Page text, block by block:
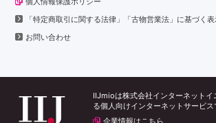
「特定商取引に関する法律」「古物営業法」に基づく
お問い合わせ
IIJmioは株式会社インターネットイ
る個人向けインターネットサービス
企業情報はこちら